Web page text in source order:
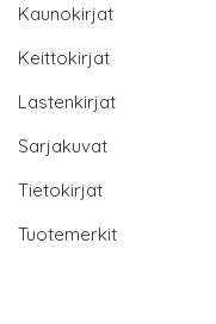
Kaunokirjat
Keittokirjat
Lastenkirjat
Sarjakuvat
Tietokirjat
Tuotemerkit